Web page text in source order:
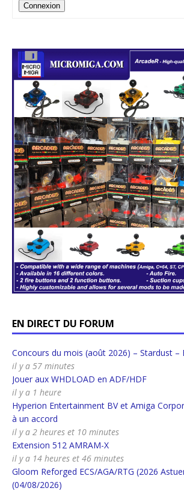
Connexion
EN DIRECT DU FORUM
Concours du mois (août 2026) – Stardust –
il y a 57 minutes
Jouer aux WHDLOAD en ADF/HDF
il y a 1 heure
Hyperion Entertainment BV et Amiga
à un accord
il y a 2 heures et 10 minutes
Extension 512 AMRAM-X
il y a 14 heures et 46 minutes
Gloom Reforged ECS/AGA/RTG (2026
(04/08/2026)